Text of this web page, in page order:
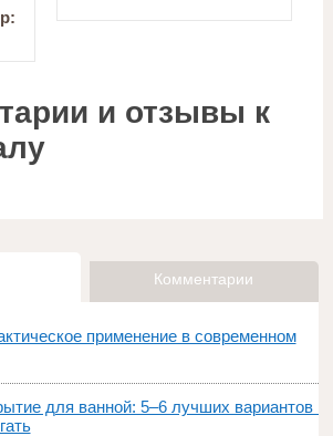
и отзывы к
Комментарии
применение в современном
для ванной: 5–6 лучших вариантов и